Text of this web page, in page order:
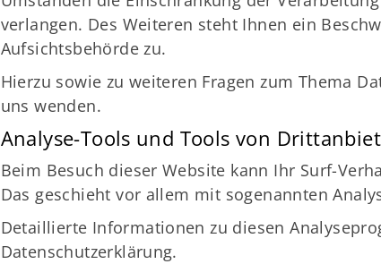
verlangen. Des Weiteren steht Ihnen ein
Aufsichtsbehörde zu.
Hierzu sowie zu weiteren Fragen zum Thema
uns wenden.
Analyse-Tools und Tools von
Beim Besuch dieser Website kann Ihr Surf-
Das geschieht vor allem mit sogenannten
Detaillierte Informationen zu diesen
Datenschutzerklärung.